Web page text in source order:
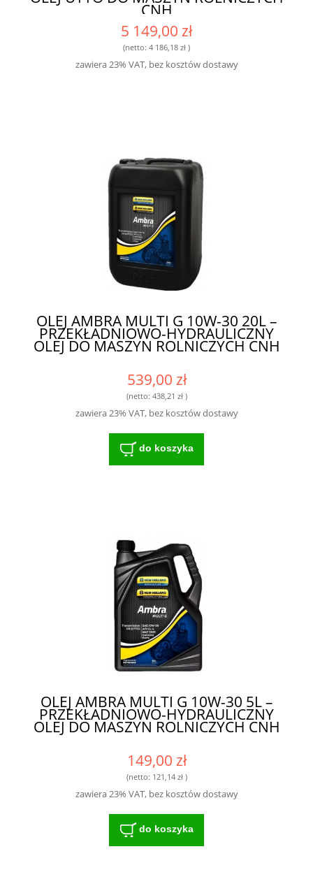
CNH
5 149,00 zł
(netto: 4 186,18 zł )
zawiera 23% VAT, bez kosztów dostawy
OLEJ AMBRA MULTI G 10W-30 20L –
PRZEKŁADNIOWO-HYDRAULICZNY
OLEJ DO MASZYN ROLNICZYCH CNH
539,00 zł
(netto: 438,21 zł)
zawiera 23% VAT, bez kosztów dostawy
do koszyka
OLEJ AMBRA MULTI G 10W-30 5L –
PRZEKŁADNIOWO-HYDRAULICZNY
OLEJ DO MASZYN ROLNICZYCH CNH
149,00 zł
(netto: 121,14 zł)
zawiera 23% VAT, bez kosztów dostawy
do koszyka